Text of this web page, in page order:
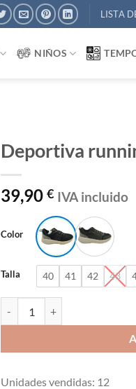
LISTA
NIÑOS
Deportiva
39,90 € IVA incluido
Color
Talla 40 41 42 43
Unidades vendidas: 12